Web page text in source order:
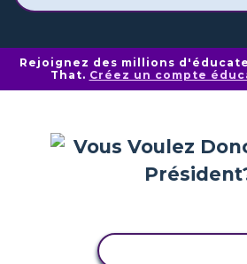
Rejoignez des millions
That. Créez un compte